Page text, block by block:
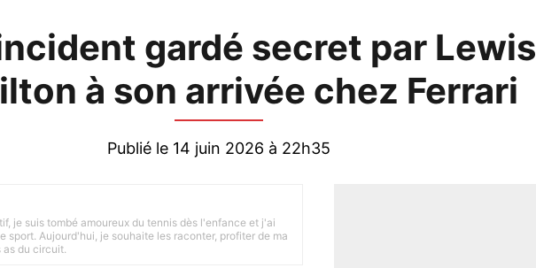
gardé secret par Lewis
à son arrivée chez Ferrari
Publié le 14 juin 2026 à 22h35
je suis tombé amoureux du tennis dès l'enfance et j'ai
sport. Aujourd'hui, je souhaite les raconter, profiter de ma
as du circuit.